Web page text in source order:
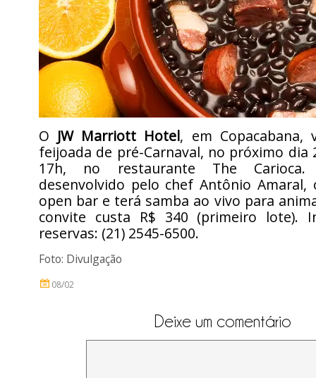
O JW Marriott Hotel, em Copacabana,
feijoada de pré-Carnaval, no próximo dia
17h, no restaurante The
desenvolvido pelo chef Antônio Amaral,
open bar e terá samba ao vivo para
convite custa R$ 340 (primeiro lote).
reservas: (21) 2545-6500.
Foto: Divulgação
08/02
Deixe um comentário